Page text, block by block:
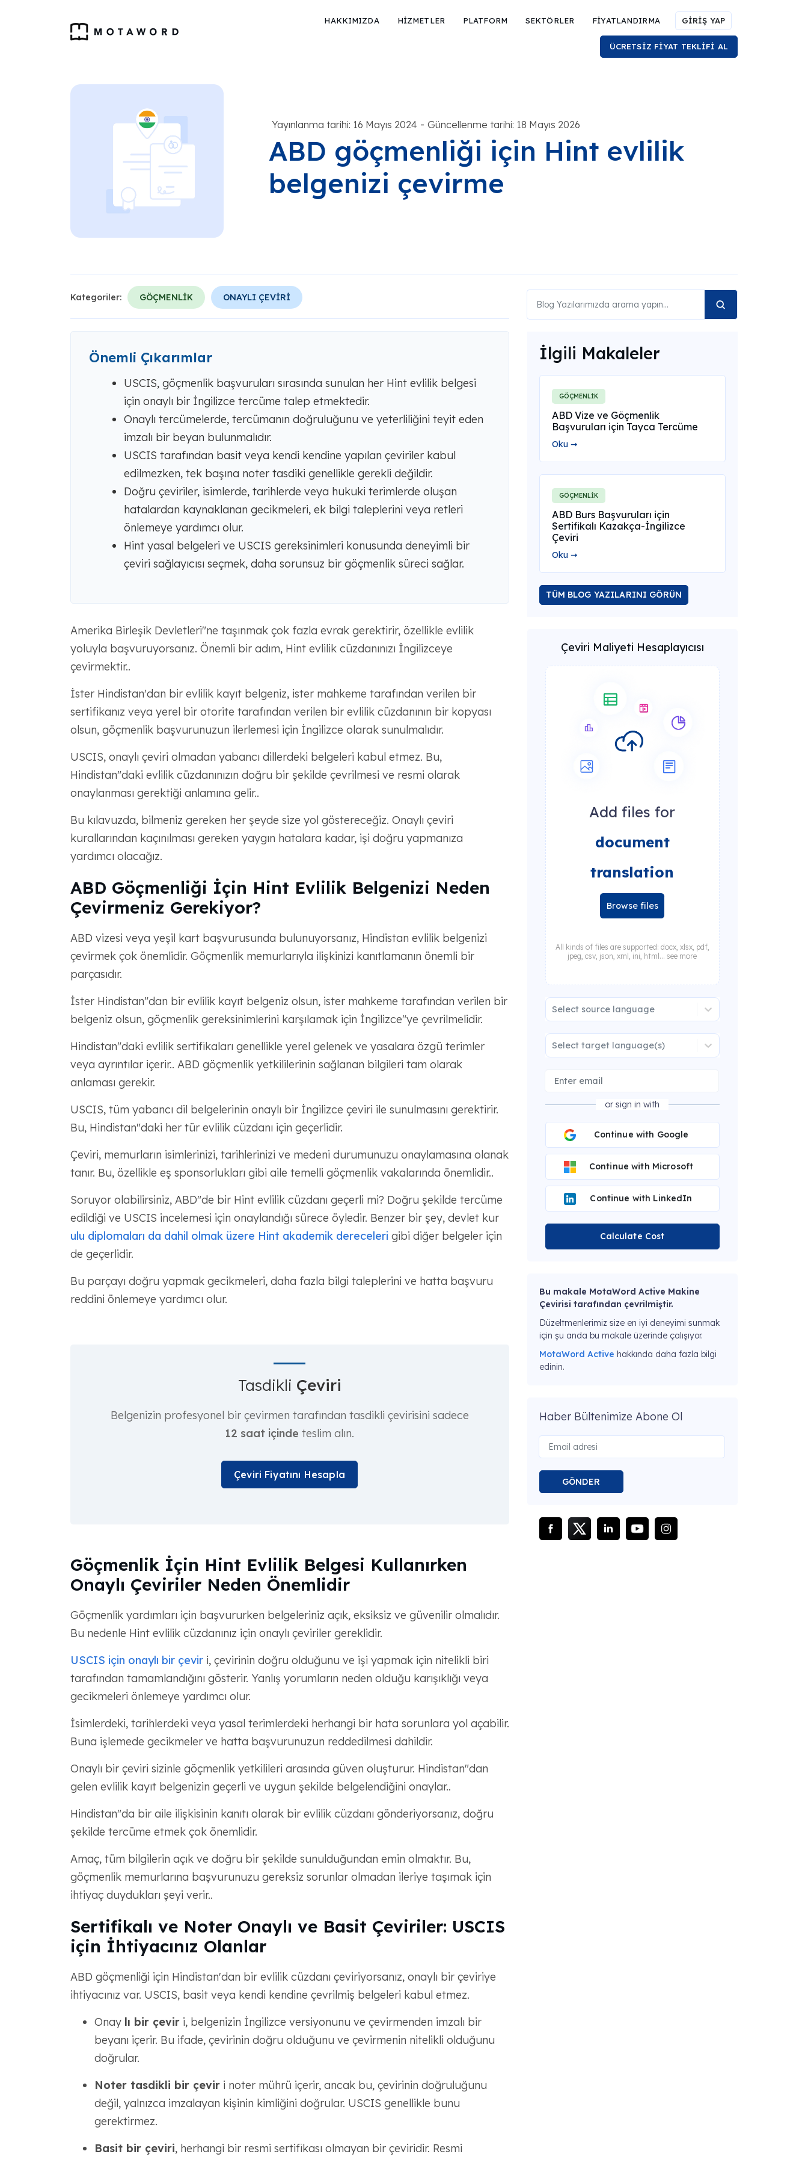
HAKKIMIZDA HİZMETLER PLATFORM SEKTÖRLER FİYATLANDIRMA GİRİŞ YAP
ÜCRETSİZ FİYAT TEKLİFİ AL
Yayınlanma tarihi: 16 Mayıs 2024 - Güncellenme tarihi: 18 Mayıs 2026
ABD göçmenliği için Hint evlilik
belgenizi çevirme
Kategoriler: GÖÇMENLİK ONAYLI ÇEVİRİ
Önemli Çıkarımlar
USCIS, göçmenlik başvuruları sırasında sunulan her Hint evlilik belgesi
için onaylı bir İngilizce tercüme talep etmektedir.
Onaylı tercümelerde, tercümanın doğruluğunu ve yeterliliğini teyit eden
imzalı bir beyan bulunmalıdır.
USCIS tarafından basit veya kendi kendine yapılan çeviriler kabul
edilmezken, tek başına noter tasdiki genellikle gerekli değildir.
Doğru çeviriler, isimlerde, tarihlerde veya hukuki terimlerde oluşan
hatalardan kaynaklanan gecikmeleri, ek bilgi taleplerini veya retleri
önlemeye yardımcı olur.
Hint yasal belgeleri ve USCIS gereksinimleri konusunda deneyimli bir
çeviri sağlayıcısı seçmek, daha sorunsuz bir göçmenlik süreci sağlar.
Amerika Birleşik Devletleri"ne taşınmak çok fazla evrak gerektirir, özellikle evlilik
yoluyla başvuruyorsanız. Önemli bir adım, Hint evlilik cüzdanınızı İngilizceye
çevirmektir..
İster Hindistan'dan bir evlilik kayıt belgeniz, ister mahkeme tarafından verilen bir
sertifikanız veya yerel bir otorite tarafından verilen bir evlilik cüzdanının bir kopyası
olsun, göçmenlik başvurunuzun ilerlemesi için İngilizce olarak sunulmalıdır.
USCIS, onaylı çeviri olmadan yabancı dillerdeki belgeleri kabul etmez. Bu,
Hindistan"daki evlilik cüzdanınızın doğru bir şekilde çevrilmesi ve resmi olarak
onaylanması gerektiği anlamına gelir..
Bu kılavuzda, bilmeniz gereken her şeyde size yol göstereceğiz. Onaylı çeviri
kurallarından kaçınılması gereken yaygın hatalara kadar, işi doğru yapmanıza
yardımcı olacağız.
ABD Göçmenliği İçin Hint Evlilik Belgenizi Neden
Çevirmeniz Gerekiyor?
ABD vizesi veya yeşil kart başvurusunda bulunuyorsanız, Hindistan evlilik belgenizi
çevirmek çok önemlidir. Göçmenlik memurlarıyla ilişkinizi kanıtlamanın önemli bir
parçasıdır.
İster Hindistan"dan bir evlilik kayıt belgeniz olsun, ister mahkeme tarafından verilen bir
belgeniz olsun, göçmenlik gereksinimlerini karşılamak için İngilizce"ye çevrilmelidir.
Hindistan"daki evlilik sertifikaları genellikle yerel gelenek ve yasalara özgü terimler
veya ayrıntılar içerir.. ABD göçmenlik yetkililerinin sağlanan bilgileri tam olarak
anlaması gerekir.
USCIS, tüm yabancı dil belgelerinin onaylı bir İngilizce çeviri ile sunulmasını gerektirir.
Bu, Hindistan"daki her tür evlilik cüzdanı için geçerlidir.
Çeviri, memurların isimlerinizi, tarihlerinizi ve medeni durumunuzu onaylamasına olanak
tanır. Bu, özellikle eş sponsorlukları gibi aile temelli göçmenlik vakalarında önemlidir..
Soruyor olabilirsiniz, ABD"de bir Hint evlilik cüzdanı geçerli mi? Doğru şekilde tercüme
edildiği ve USCIS incelemesi için onaylandığı sürece öyledir. Benzer bir şey, devlet kur
ulu diplomaları da dahil olmak üzere Hint akademik dereceleri gibi diğer belgeler için
de geçerlidir.
Bu parçayı doğru yapmak gecikmeleri, daha fazla bilgi taleplerini ve hatta başvuru
reddini önlemeye yardımcı olur.
Tasdikli Çeviri
Belgenizin profesyonel bir çevirmen tarafından tasdikli çevirisini sadece
12 saat içinde teslim alın.
Çeviri Fiyatını Hesapla
Göçmenlik İçin Hint Evlilik Belgesi Kullanırken
Onaylı Çeviriler Neden Önemlidir
Göçmenlik yardımları için başvururken belgeleriniz açık, eksiksiz ve güvenilir olmalıdır.
Bu nedenle Hint evlilik cüzdanınız için onaylı çeviriler gereklidir.
USCIS için onaylı bir çeviri, çevirinin doğru olduğunu ve işi yapmak için nitelikli biri
tarafından tamamlandığını gösterir. Yanlış yorumların neden olduğu karışıklığı veya
gecikmeleri önlemeye yardımcı olur.
İsimlerdeki, tarihlerdeki veya yasal terimlerdeki herhangi bir hata sorunlara yol açabilir.
Buna işlemede gecikmeler ve hatta başvurunuzun reddedilmesi dahildir.
Onaylı bir çeviri sizinle göçmenlik yetkilileri arasında güven oluşturur. Hindistan"dan
gelen evlilik kayıt belgenizin geçerli ve uygun şekilde belgelendiğini onaylar..
Hindistan"da bir aile ilişkisinin kanıtı olarak bir evlilik cüzdanı gönderiyorsanız, doğru
şekilde tercüme etmek çok önemlidir.
Amaç, tüm bilgilerin açık ve doğru bir şekilde sunulduğundan emin olmaktır. Bu,
göçmenlik memurlarına başvurunuzu gereksiz sorunlar olmadan ileriye taşımak için
ihtiyaç duydukları şeyi verir..
Sertifikalı ve Noter Onaylı ve Basit Çeviriler: USCIS
için İhtiyacınız Olanlar
ABD göçmenliği için Hindistan'dan bir evlilik cüzdanı çeviriyorsanız, onaylı bir çeviriye
ihtiyacınız var. USCIS, basit veya kendi kendine çevrilmiş belgeleri kabul etmez.
Onay lı bir çeviri, belgenizin İngilizce versiyonunu ve çevirmenden imzalı bir
beyanı içerir. Bu ifade, çevirinin doğru olduğunu ve çevirmenin nitelikli olduğunu
doğrular.
Noter tasdikli bir çeviri noter mührü içerir, ancak bu, çevirinin doğruluğunu
değil, yalnızca imzalayan kişinin kimliğini doğrular. USCIS genellikle bunu
gerektirmez.
Basit bir çeviri, herhangi bir resmi sertifikası olmayan bir çeviridir. Resmi
İlgili Makaleler
GÖÇMENLİK
ABD Vize ve Göçmenlik
Başvuruları için Tayca Tercüme
Oku ➞
GÖÇMENLİK
ABD Burs Başvuruları için
Sertifikalı Kazakça-İngilizce
Çeviri
Oku ➞
TÜM BLOG YAZILARINI GÖRÜN
Çeviri Maliyeti Hesaplayıcısı
Add files for
document
translation
Browse files
All kinds of files are supported: docx, xlsx, pdf,
jpeg, csv, json, xml, ini, html... see more
Select source language
Select target language(s)
or sign in with
Continue with Google
Continue with Microsoft
Continue with LinkedIn
Calculate Cost
Bu makale MotaWord Active Makine
Çevirisi tarafından çevrilmiştir.
Düzeltmenlerimiz size en iyi deneyimi sunmak
için şu anda bu makale üzerinde çalışıyor.
MotaWord Active hakkında daha fazla bilgi
edinin.
Haber Bültenimize Abone Ol
GÖNDER